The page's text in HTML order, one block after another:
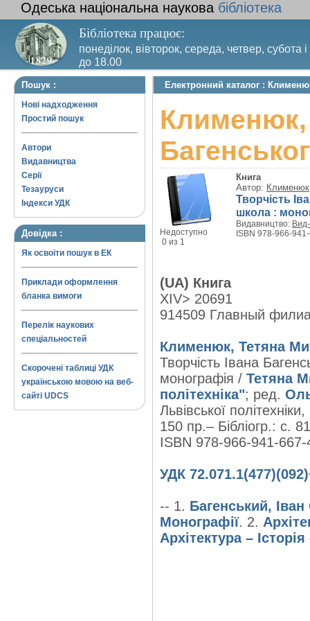
Одеська національна наукова бібліотека
Бібліотека працює:
понеділок, вівторок, середа, четвер, субота
до 18.00
Вихідний день – п’ятниця. Останній четвер
Пошук :
Нові надходження
Простий пошук
Автори
Видавництва
Серії
Тезауруси
Індекси УДК
Довідка :
Як освоїти пошук в ЕК
Приклади оформлення
бланка вимоги
Перелік наукових
спеціальностей
Скорочені таблиці УДК
українською мовою на веб-
сайті UDCS
Електронний каталог :
Клименюк,
Недоступно
0 из 1
Книга
Автор:
Творчість
школа :
Видавництво: Вид-
ISBN 978-966-
(UA) Книга
XIV> 20691
914509 Главный
Клименюк, Тетяна
Творчість Івана
монографія / Тетяна
політехніка"; ред.
Львівської
150 пр.– Бібліогр.: с.
ISBN 978-966-941-667-
УДК
-- 1. Багенський,
Монографії. 2.
Архітектура –